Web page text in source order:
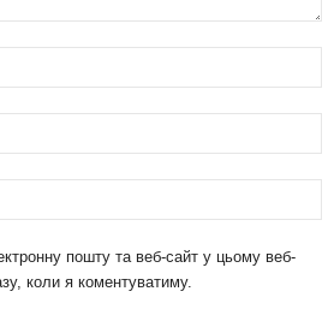
пошту та веб-сайт у цьому веб-
коли я коментуватиму.